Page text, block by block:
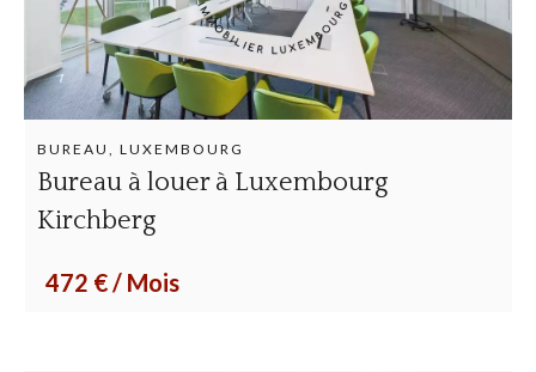
BUREAU, LUXEMBOURG
Bureau à louer à Luxembourg
Kirchberg
472 € / Mois